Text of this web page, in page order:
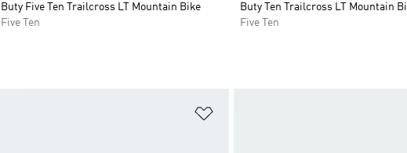
Buty Five Ten Trailcross LT Mountain Bike
Five Ten
Buty Ten Trailcross LT Mountain
Five Ten